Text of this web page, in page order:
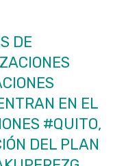
DE
EN EL
#QUITO,
DEL PLAN